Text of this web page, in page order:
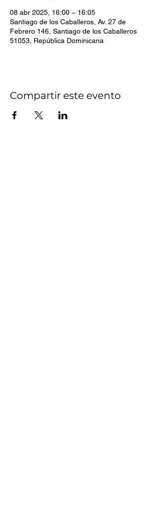
08 abr 2025, 16:00 – 16:05
Santiago de los Caballeros, Av. 27 de
Febrero 146, Santiago de los Caballeros
51053, República Dominicana
Compartir este evento